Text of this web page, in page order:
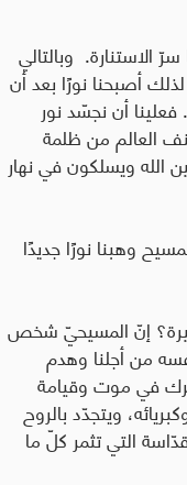
الاستنارة. وبالتالي
أصبحنا نورًا بعد أن
أن نجسّد نور
العالم من ظلمة
الله ويسلكون في نهار
وهبنا نورًا جديدًا
إنّ المسيحيّ شخص
من أجلنا وهدم
في موت وقيامة
ويتجدّد بالروح
التي تثمر كلّ ما